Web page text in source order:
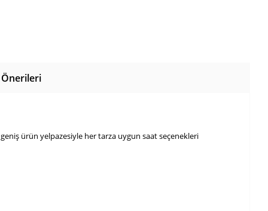
ürün yelpazesiyle her tarza uygun saat seçenekleri